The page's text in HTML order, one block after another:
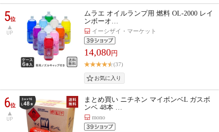
5位
UP
ムラエ オイルランプ用 燃料 OL-2000 レイ
ンボーオ…
イーシザイ・マーケット
14,080円
(37)
6位
UP
まとめ買い ニチネン マイボンベL ガスボ
ンベ 48本 …
mono